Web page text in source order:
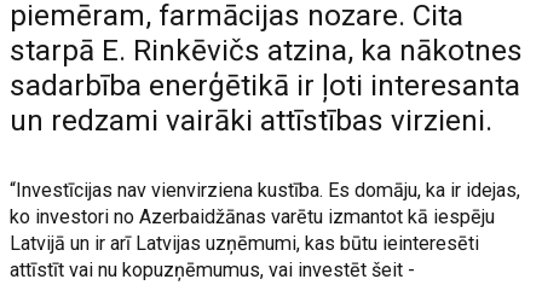
piemēram, farmācijas nozare. Cita
starpā E. Rinkēvičs atzina, ka nākotnes
sadarbība enerģētikā ir ļoti interesanta
un redzami vairāki attīstības virzieni.
“Investīcijas nav vienvirziena kustība. Es domāju, ka ir idejas,
ko investori no Azerbaidžānas varētu izmantot kā iespēju
Latvijā un ir arī Latvijas uzņēmumi, kas būtu ieinteresēti
attīstīt vai nu kopuzņēmumus, vai investēt šeit -